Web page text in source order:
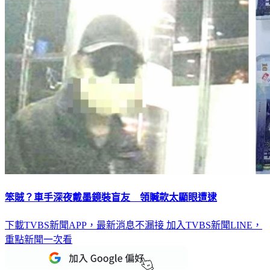
笨賊？車手深夜戴墨鏡裝盲友 領贓款太顯眼遭逮
下載TVBS新聞APP，最新消息不漏接 加入TVBS新聞LINE，
重點新聞一次看